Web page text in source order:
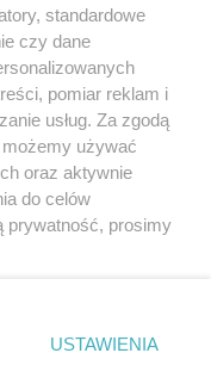
i w
sp. z o.o.
standardowe
czy dane
pomiar reklam i
usług. Za zgodą
używać
oraz aktywnie
do celów
prywatność, prosimy
rogu strony
nie wymagają
USTAWIENIA